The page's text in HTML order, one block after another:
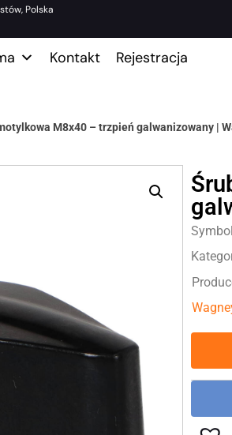
Polska
Kontakt
Rejestracja
M8x40 – trzpień galwanizowany |